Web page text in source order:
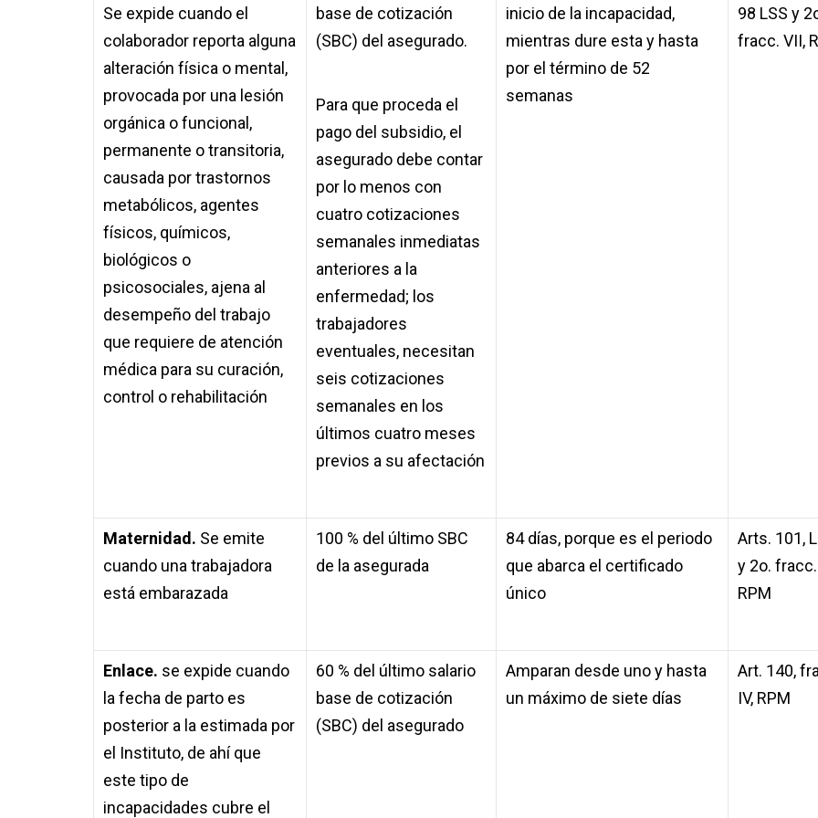
Se expide cuando el
colaborador reporta alguna
alteración física o mental,
provocada por una lesión
orgánica o funcional,
permanente o transitoria,
causada por trastornos
metabólicos, agentes
físicos, químicos,
biológicos o
psicosociales, ajena al
desempeño del trabajo
que requiere de atención
médica para su curación,
control o rehabilitación
base de cotización
(SBC) del asegurado.
Para que proceda el
pago del subsidio, el
asegurado debe contar
por lo menos con
cuatro cotizaciones
semanales inmediatas
anteriores a la
enfermedad; los
trabajadores
eventuales, necesitan
seis cotizaciones
semanales en los
últimos cuatro meses
previos a su afectación
inicio de la incapacidad,
mientras dure esta y hasta
por el término de 52
semanas
98 LSS y
fracc. VII,
Maternidad. Se emite
cuando una trabajadora
está embarazada
100 % del último SBC
de la asegurada
84 días, porque es el periodo
que abarca el certificado
único
Arts. 101,
y 2o. fracc.
RPM
Enlace. se expide cuando
la fecha de parto es
posterior a la estimada por
el Instituto, de ahí que
este tipo de
incapacidades cubre el
60 % del último salario
base de cotización
(SBC) del asegurado
Amparan desde uno y hasta
un máximo de siete días
Art. 140,
IV, RPM